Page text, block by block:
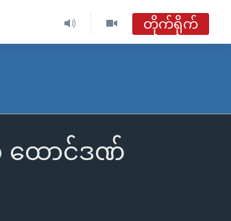
တိုက်ရိုက်
ထောင်ဒဏ်